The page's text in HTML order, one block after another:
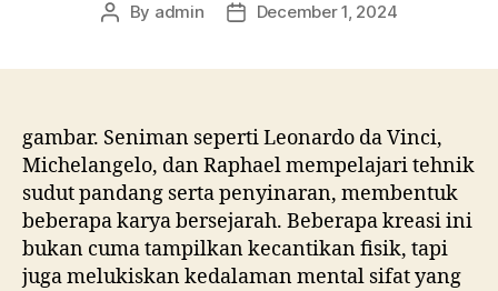
Post
By admin
PostDecember 1, 2024
gambar. Seniman seperti Leonardo da Vinci,
Michelangelo, dan Raphael mempelajari tehnik
sudut pandang serta penyinaran, membentuk
beberapa karya bersejarah. Beberapa kreasi ini
bukan cuma tampilkan kecantikan fisik, tapi
juga melukiskan kedalaman mental sifat yang